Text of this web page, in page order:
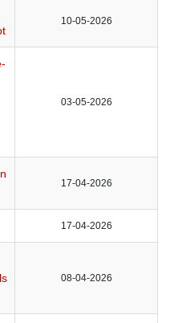
10-05-2026
03-05-2026
17-04-2026
17-04-2026
08-04-2026